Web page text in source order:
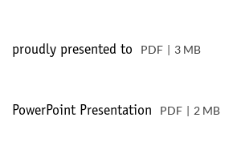
proudly presented to PDF 3 MB
PowerPoint Presentation PDF 2 MB